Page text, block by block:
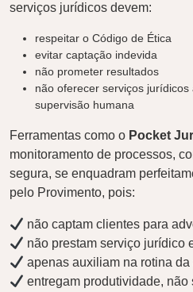
serviços jurídicos devem:
respeitar o Código de Ética
evitar captação indevida
não prometer resultados
não oferecer serviços jurídicos
supervisão humana
Ferramentas como o Pocket
monitoramento de processos,
segura, se enquadram
pelo Provimento, pois:
não captam clientes para
não prestam serviço jurídico
apenas auxiliam na rotina da
entregam produtividade,